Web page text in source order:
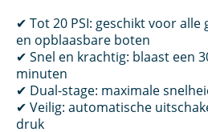
✔ Tot 20 PSI: geschikt voor alle
en opblaasbare boten
✔ Snel en krachtig: blaast een
minuten
✔ Dual-stage: maximale
✔ Veilig: automatische
druk